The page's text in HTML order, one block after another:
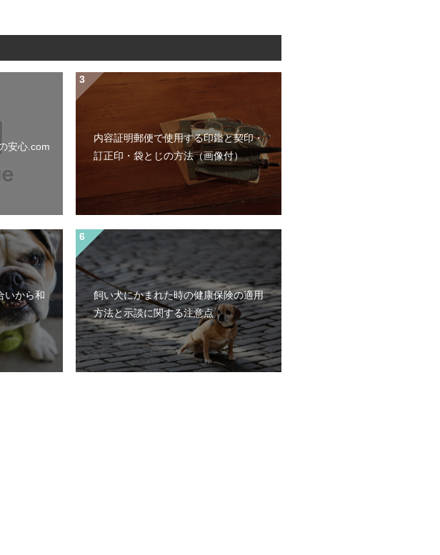
安心.com
内容証明郵便で使用する印鑑と契印・
訂正印・袋とじの方法（画像付）
いから和
飼い犬にかまれた時の健康保険の適用
方法と示談に関する注意点